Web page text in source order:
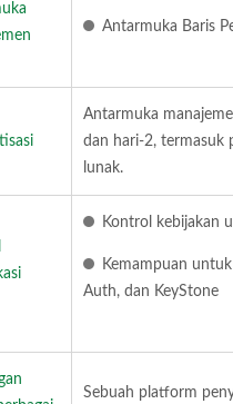
Antarmuka Baris
Antarmuka
dan hari-2, termasuk
lunak.
Kontrol kebijakan
Kemampuan
Auth, dan KeyStone
Sebuah platform